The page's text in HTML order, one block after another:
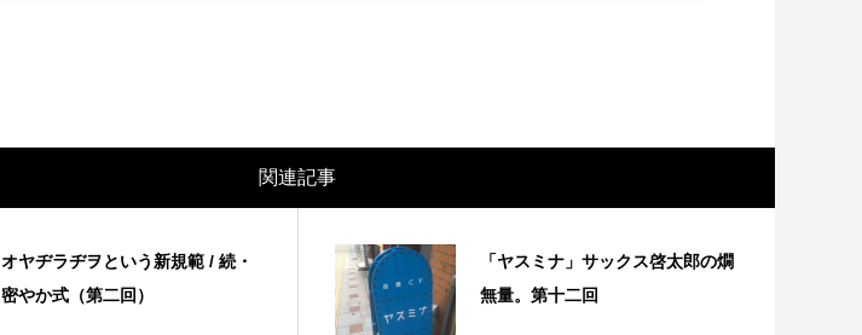
関連記事
オヤヂラヂヲという新規範 / 続・
密やか式（第二回）
「ヤスミナ」サックス啓太郎の燗
無量。第十二回
マで。。映画「きさらぎ駅」～